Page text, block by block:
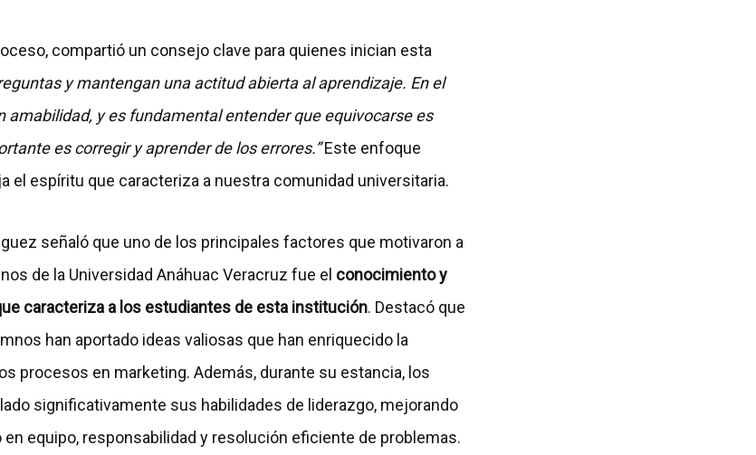
compartió un consejo clave para quienes inician esta
y mantengan una actitud abierta al aprendizaje. En el
amabilidad, y es fundamental entender que equivocarse es
es corregir y aprender de los errores.”Este enfoque
el espíritu que caracteriza a nuestra comunidad universitaria.
señaló que uno de los principales factores que motivaron a
de la Universidad Anáhuac Veracruz fue el conocimiento y
caracteriza a los estudiantes de esta institución. Destacó que
han aportado ideas valiosas que han enriquecido la
procesos en marketing. Además, durante su estancia, los
significativamente sus habilidades de liderazgo, mejorando
equipo, responsabilidad y resolución eficiente de problemas.